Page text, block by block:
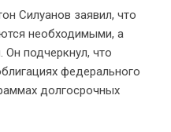
Силуанов заявил, что
необходимыми, а
Он подчеркнул, что
федерального
долгосрочных